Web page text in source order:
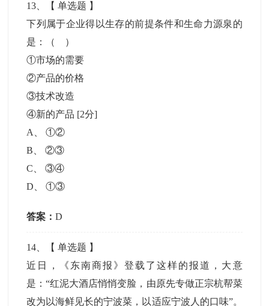
13 、【单选题 】
下列属于企业得以生存的前提条件和生命力源泉的
是：（ ）
①市场的需要
②产品的价格
③技术改造
④新的产品 [2分]
A
、①②
B 、②③
C 、③④
D 、①③
答案：D
14 、【单选题 】
近日，《东南商报》登载了这样的报道，大意
是：“红泥大酒店悄悄变脸，由原先专做正宗杭帮菜
改为以海鲜见长的宁波菜，以适应宁波人的口味”。